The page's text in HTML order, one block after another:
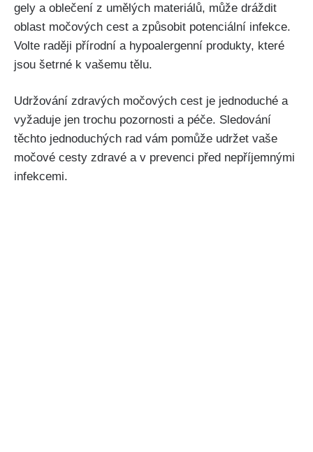
gely a oblečení⁣ z‌ umělých ‌materiálů, může dráždit
oblast močových ⁣cest⁤ a způsobit potenciální‍ infekce.
Volte raději přírodní ⁢a hypoalergenní produkty, které
jsou šetrné k⁣ vašemu‍ tělu.
Udržování zdravých močových⁢ cest je jednoduché a
vyžaduje jen trochu pozornosti a péče.‍ Sledování‌
těchto jednoduchých rad ‍vám pomůže ⁢udržet vaše
močové cesty zdravé⁣ a v prevenci před nepříjemnými
infekcemi.